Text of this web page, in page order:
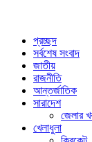
প্রচ্ছদ
সর্বশেষ সংবাদ
জাতীয়
রাজনীতি
আন্তর্জাতিক
সারাদেশ
জেলার
খেলাধুলা